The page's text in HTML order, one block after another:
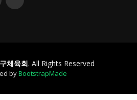
체육회. All Rights Reserved
byBootstrapMade